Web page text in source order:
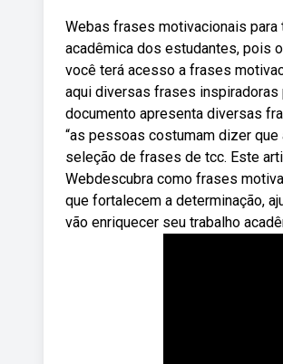
Webas frases motivacionais para
acadêmica dos estudantes, pois
você terá acesso a frases
aqui diversas frases inspiradoras
documento apresenta diversas
“as pessoas costumam dizer
seleção de frases de tcc. Este
Webdescubra como frases
que fortalecem a determinação,
vão enriquecer seu trabalho